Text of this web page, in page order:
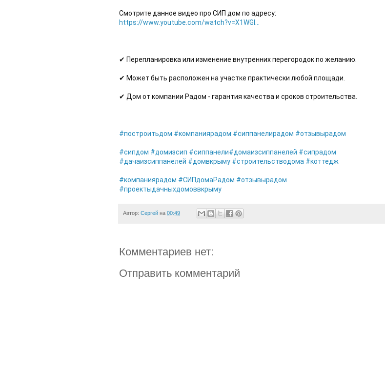
Смотрите данное видео про СИП дом по адресу:
https://www.youtube.com/watch?v=X1WGl...
✔ Перепланировка или изменение внутренних перегородок по желанию.
✔ Может быть расположен на участке практически любой площади.
✔ Дом от компании Радом - гарантия качества и сроков строительства.
#построитьдом #компаниярадом #сиппанелирадом #отзывырадом
#сипдом #домизсип #сиппанели#домаизсиппанелей #сипрадом
#дачаизсиппанелей #домвкрыму #строительстводома #коттедж
#компаниярадом #СИПдомаРадом #отзывырадом
#проектыдачныхдомоввкрыму
Автор: Сергей на 00:49
Комментариев нет:
Отправить комментарий